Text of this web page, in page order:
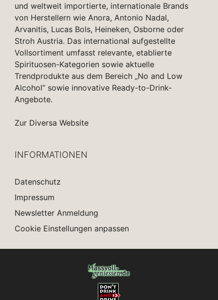
und weltweit importierte, internationale Brands
von Herstellern wie Anora, Antonio Nadal,
Arvanitis, Lucas Bols, Heineken, Osborne oder
Stroh Austria. Das international aufgestellte
Vollsortiment umfasst relevante, etablierte
Spirituosen-Kategorien sowie aktuelle
Trendprodukte aus dem Bereich „No and Low
Alcohol“ sowie innovative Ready-to-Drink-
Angebote.
Zur Diversa Website
INFORMATIONEN
Datenschutz
Impressum
Newsletter Anmeldung
Cookie Einstellungen anpassen